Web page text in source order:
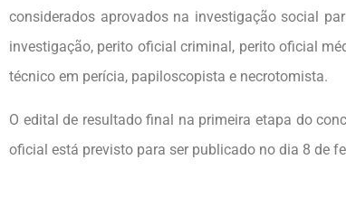
considerados aprovados na investigação social
investigação, perito oficial criminal, perito oficial
técnico em perícia, papiloscopista e necrotomista.
O edital de resultado final na primeira etapa do
oficial está previsto para ser publicado no dia 8 de